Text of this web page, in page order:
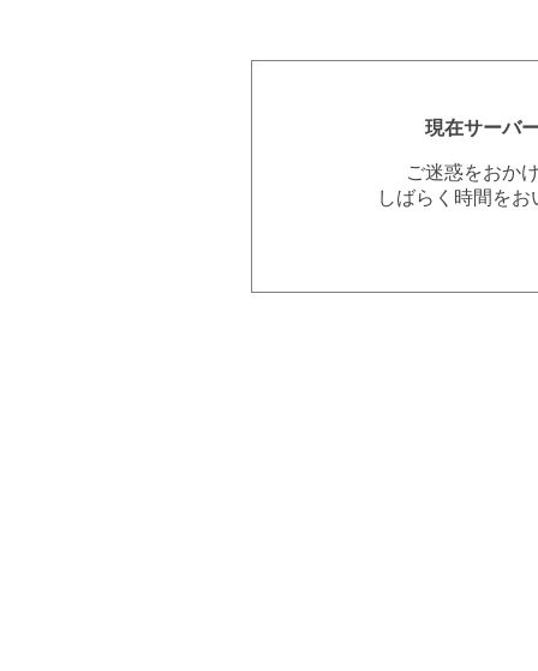
現在サーバ
ご迷惑をおか
しばらく時間を